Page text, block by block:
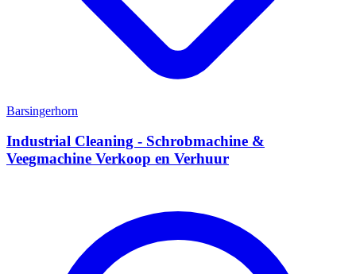
Barsingerhorn
Industrial Cleaning - Schrobmachine &
Veegmachine Verkoop en Verhuur